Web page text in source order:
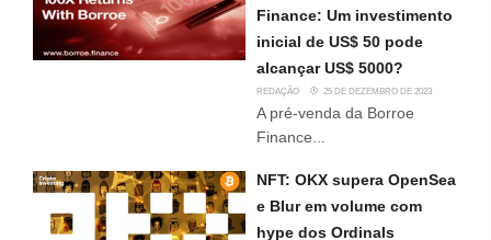
Finance: Um investimento
inicial de US$ 50 pode
alcançar US$ 5000?
REDAÇÃO 25 DE DEZEMBRO DE 2023
A pré-venda da Borroe
Finance...
NFT: OKX supera OpenSea
e Blur em volume com
hype dos Ordinals